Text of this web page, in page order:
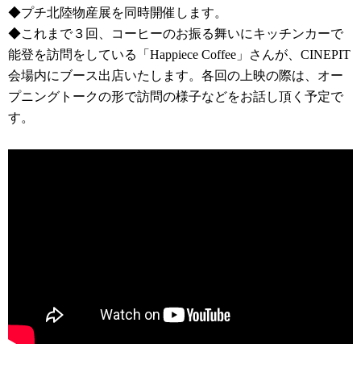
◆プチ北陸物産展を同時開催します。
◆これまで３回、コーヒーのお振る舞いにキッチンカーで
能登を訪問をしている「Happiece Coffee」さんが、CINEPIT
会場内にブース出店いたします。各回の上映の際は、オー
プニングトークの形で訪問の様子などをお話し頂く予定で
す。